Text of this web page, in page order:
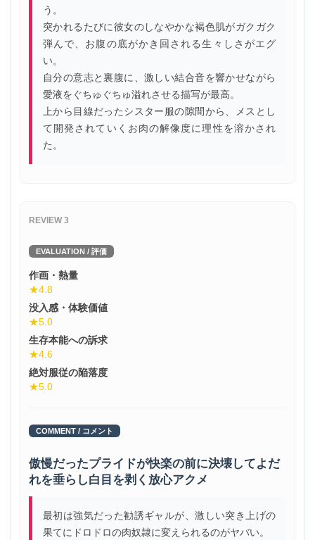
う。
突かれるたびに彼女のしなやかな褐色肌がガクガク
弾んで、お腹の底がかき回される生々しさがエグ
い。
自分の意志と裏腹に、激しい結合音を響かせながら
愛液をぐちゅぐちゅ溢れさせる描写が最高。
上から目線だったシスター服の隙間から、メスとし
て開発されていくお肉の解像度に理性を溶かされ
た。
REVIEW 3
EVALUATION / 評価
作画・熱量
★4.8
没入感・体験価値
★5.0
生存本能への訴求
★4.6
絶対服従の陥落度
★5.0
COMMENT / コメント
傲慢だったプライドが快楽の前に決壊してよだ
れを垂らし白目を剥く放心アクメ
最初は強気だった勧誘ギャルが、激しい突き上げの
果てにドロドロの肉奴隷に変えられるのがヤバい。